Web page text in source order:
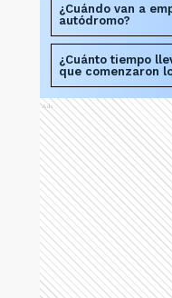
¿Cuándo van a
autódromo?
¿Cuánto tiempo
que comenzaron
Ads